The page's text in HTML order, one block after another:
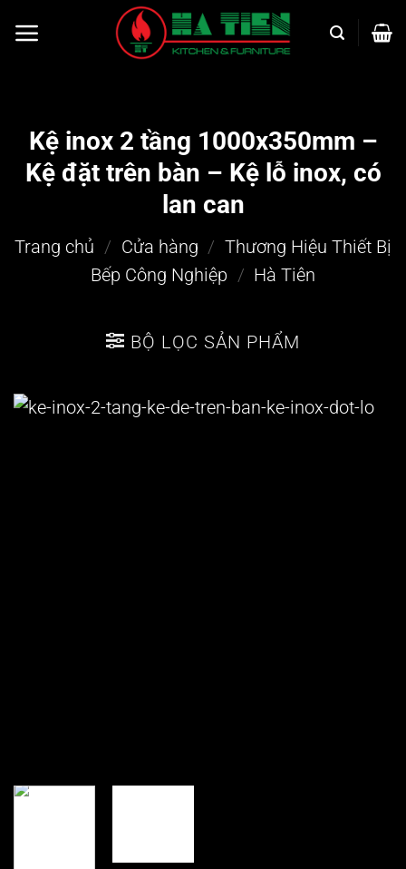
qua
Kệ inox 2 tầng 1000x350mm –
Kệ đặt trên bàn – Kệ lỗ inox, có
lan can
Trang chủ / Cửa hàng / Thương Hiệu Thiết Bị
Bếp Công Nghiệp / Hà Tiên
BỘ LỌC SẢN PHẨM